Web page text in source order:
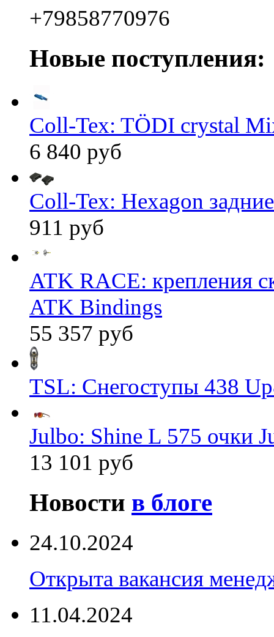
+79858770976
Новые поступления:
Coll-Tex: TÖDI crystal
6 840 руб
Coll-Tex: Hexagon
911 руб
ATK RACE: крепления
ATK Bindings
55 357 руб
TSL: Снегоступы 438
Julbo: Shine L 575 очки
13 101 руб
Новости в блоге
24.10.2024
Открыта вакансия
11.04.2024